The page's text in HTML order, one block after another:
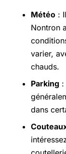
Météo :
Nontron
varier,
chauds.
Parking :
dans